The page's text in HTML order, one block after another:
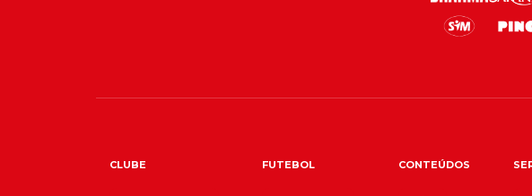
CLUBE FUTEBOL CONTEÚDOS